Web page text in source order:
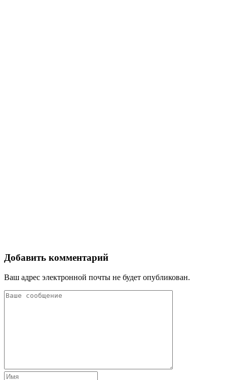
Добавить комментарий
Ваш адрес электронной почты не будет опубликован.